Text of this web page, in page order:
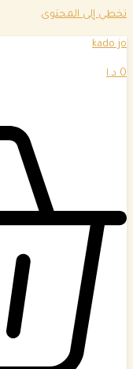
تخطي إلى المحتوى
kado jo
0 د.ا